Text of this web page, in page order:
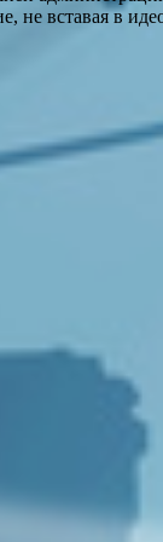
не вставая в